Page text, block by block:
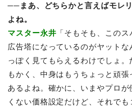
──まあ、どちらかと言えばモレ
よね。
マスター永井 「そもそも、この
広告塔になっているのがヤットな
っぽく見てもらえるわけでしょ。
もかく、中身はもうちょっと頑
あるよね。確かに、いまやプロ
くない価格設定だけど、それで